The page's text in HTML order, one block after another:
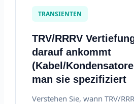
TRANSIENTEN
TRV/RRRV
darauf ankommt
(Kabel/
man sie spezifiziert
Verstehen Sie, wann TRV/